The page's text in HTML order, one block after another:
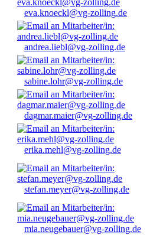
eva.knoeckl@vg-zolling.de
andrea.liebl@vg-zolling.de
sabine.lohr@vg-zolling.de
dagmar.maier@vg-zolling.de
erika.mehl@vg-zolling.de
stefan.meyer@vg-zolling.de
mia.neugebauer@vg-zolling.de